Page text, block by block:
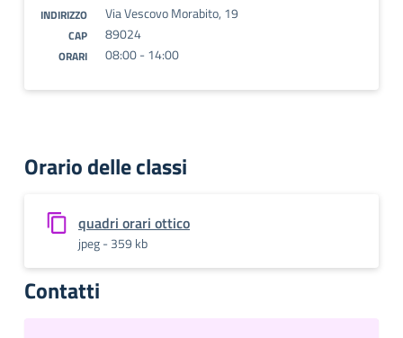
INDIRIZZO Via Vescovo Morabito, 19
CAP 89024
ORARI 08:00 - 14:00
Orario delle classi
quadri orari ottico
jpeg - 359 kb
Contatti